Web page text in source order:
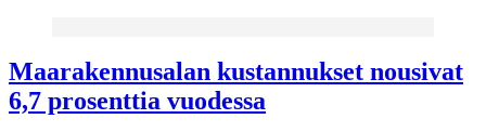
Maarakennusalan kustannukset nousivat
6,7 prosenttia vuodessa